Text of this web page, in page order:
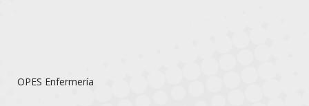
OPES Enfermería